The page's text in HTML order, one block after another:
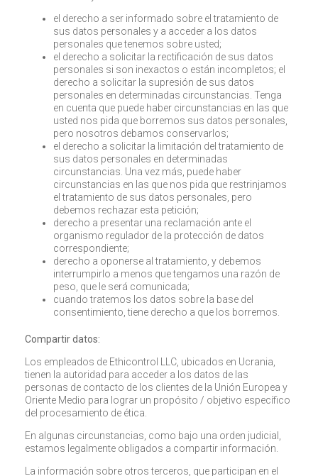
el derecho a ser informado sobre el tratamiento de
sus datos personales y a acceder a los datos
personales que tenemos sobre usted;
el derecho a solicitar la rectificación de sus datos
personales si son inexactos o están incompletos; el
derecho a solicitar la supresión de sus datos
personales en determinadas circunstancias. Tenga
en cuenta que puede haber circunstancias en las que
usted nos pida que borremos sus datos personales,
pero nosotros debamos conservarlos;
el derecho a solicitar la limitación del tratamiento de
sus datos personales en determinadas
circunstancias. Una vez más, puede haber
circunstancias en las que nos pida que restrinjamos
el tratamiento de sus datos personales, pero
debemos rechazar esta petición;
derecho a presentar una reclamación ante el
organismo regulador de la protección de datos
correspondiente;
derecho a oponerse al tratamiento, y debemos
interrumpirlo a menos que tengamos una razón de
peso, que le será comunicada;
cuando tratemos los datos sobre la base del
consentimiento, tiene derecho a que los borremos.
Compartir datos:
Los empleados de Ethicontrol LLC, ubicados en Ucrania,
tienen la autoridad para acceder a los datos de las
personas de contacto de los clientes de la Unión Europea y
Oriente Medio para lograr un propósito / objetivo específico
del procesamiento de ética.
En algunas circunstancias, como bajo una orden judicial,
estamos legalmente obligados a compartir información.
La información sobre otros terceros, que participan en el